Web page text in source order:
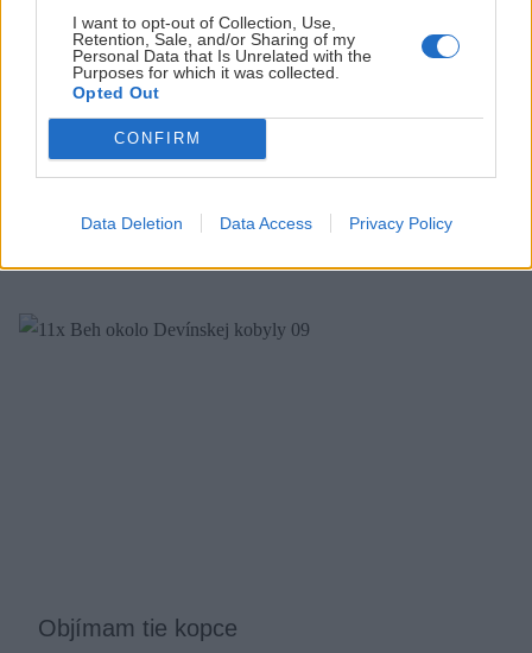
I want to opt-out of Collection, Use,
Retention, Sale, and/or Sharing of my
Personal Data that Is Unrelated with the
Purposes for which it was collected.
Opted Out
CONFIRM
Data Deletion Data Access Privacy Policy
Aký bol Stefanik Trail 2016
27. júna 2016
Objímam tie kopce